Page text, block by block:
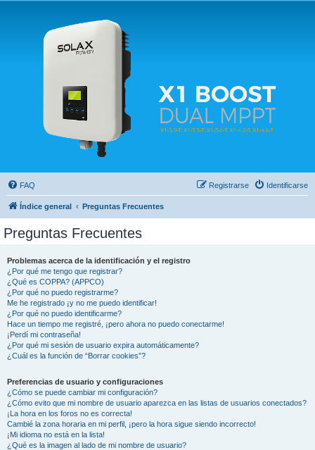
Solax FAQ
Lugar para intercambiar dudas sobre inversores solares Solax y temas relacionados.
FAQ Identificarse
Registrarse
Índice general Preguntas Frecuentes
Preguntas Frecuentes
Problemas acerca de la identificación y el registro
¿Por qué me tengo que registrar?
¿Qué es COPPA? (APPCO)
¿Por qué no puedo registrarme?
Me he registrado ¡y no me puedo identificar!
¿Por qué no puedo identificarme?
Hace un tiempo me registré, ¡pero ahora no puedo conectarme!
¡Perdí mi contraseña!
¿Por qué mi sesión de usuario expira automáticamente?
¿Cuál es la función de “Borrar cookies”?
Preferencias de usuario y configuraciones
¿Cómo se puede cambiar mi configuración?
¿Cómo evito que mi nombre de usuario aparezca en las listas de usuarios conectados?
¡La hora en los foros no es correcta!
Cambié la zona horaria en mi perfil, ¡pero la hora sigue siendo incorrecto!
¡Mi idioma no está en la lista!
¿Qué es la imagen al lado de mi nombre de usuario?